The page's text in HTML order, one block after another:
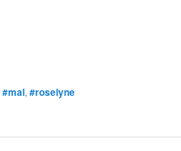
#mal, #roselyne